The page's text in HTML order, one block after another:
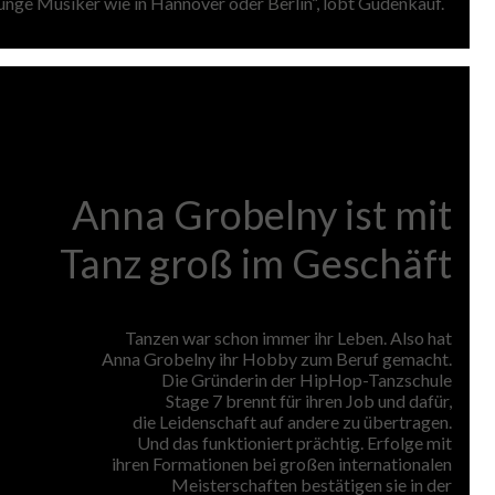
Anna Grobelny ist mit
Tanz groß im Geschäft
Tanzen war schon immer ihr Leben. Also hat
Anna Grobelny ihr Hobby zum Beruf gemacht.
Die Gründerin der HipHop-Tanzschule
Stage 7 brennt für ihren Job und dafür,
die Leidenschaft auf andere zu übertragen.
Und das funktioniert prächtig. Erfolge mit
ihren Formationen bei großen internationalen
Meisterschaften bestätigen sie in der